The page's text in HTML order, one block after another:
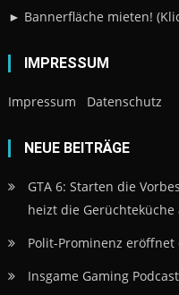
► Bannerfläche mieten!
IMPRESSUM
Impressum Datenschutz
NEUE BEITRÄGE
GTA 6: Starten die
heizt die Gerüchteküche
Polit-Prominenz eröffnet
Insgame Gaming